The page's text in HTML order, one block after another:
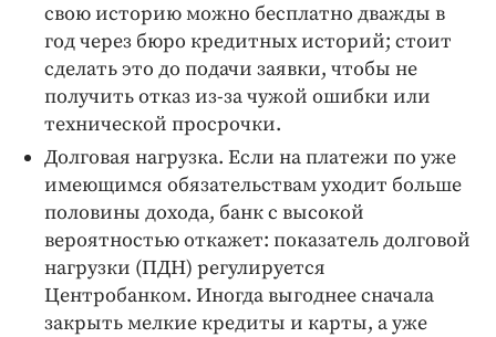
Экономика и бизнес
ПРОЕКТЫ
Блоги
Издания
Медиаперсона
Интересное чтиво
Клиника года
Бренд года
Работодатель года
свою историю можно бесплатно дважды в
год через бюро кредитных историй; стоит
сделать это до подачи заявки, чтобы не
получить отказ из-за чужой ошибки или
технической просрочки.
Долговая нагрузка. Если на платежи по уже
имеющимся обязательствам уходит больше
половины дохода, банк с высокой
вероятностью откажет: показатель долговой
нагрузки (ПДН) регулируется
Центробанком. Иногда выгоднее сначала
закрыть мелкие кредиты и карты, а уже